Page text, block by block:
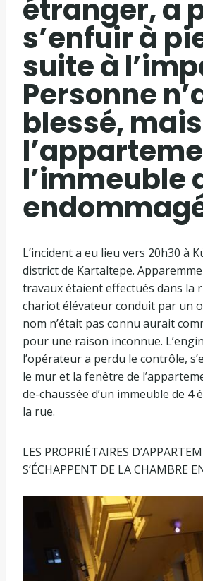
étranger, a
s’enfuir à
suite à
Personne
blessé, mais
l’immeuble
L’incident a eu lieu vers 20h30 à
district de Kartaltepe.
travaux étaient effectués dans la
chariot élévateur conduit par un
nom n’était pas connu aurait
pour une raison inconnue.
l’opérateur a perdu le contrôle,
le mur et la fenêtre de
de-chaussée d’un immeuble de 4
la rue.
LES PROPRIÉTAIRES
S’ÉCHAPPENT DE LA CHAMBRE